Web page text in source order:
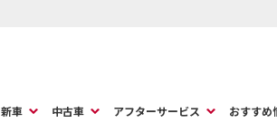
新車 中古車 アフターサービス おすすめ